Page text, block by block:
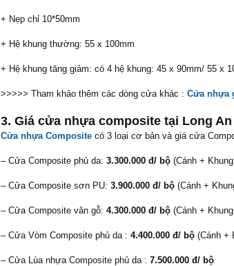
+ Nẹp chỉ 10*50mm
+ Hệ khung thường: 55 x 100mm
+ Hệ khung tăng giảm: có 4 hệ khung: 45 x 90mm/ 55 x
>>>>> Tham khảo thêm các dòng cửa khác : Cửa nhựa
3. Giá cửa nhựa composite tại Long
Cửa nhựa Composite có 3 loại cơ bản và giá cửa
– Cửa Composite phủ da: 3.300.000 đ/ bộ (Cánh +
– Cửa Composite sơn PU: 3.900.000 đ/ bộ (Cánh +
– Cửa Composite vân gỗ: 4.300.000 đ/ bộ (Cánh +
– Cửa Vòm Composite phủ da : 4.400.000 đ/ bộ (Cánh +
– Cửa Lùa nhựa Composite phủ da : 7.500.000 đ/ bộ